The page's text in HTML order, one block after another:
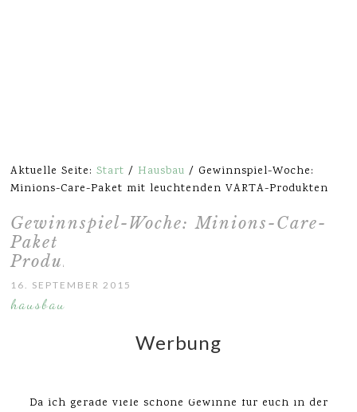
Aktuelle Seite:Start / Hausbau / Gewinnspiel-Woche:
Minions-Care-Paket mit leuchtenden VARTA-Produkten
Gewinnspiel-Woche: Minions-Care-
Paket mit leuchtenden VARTA-
Produkten
16. SEPTEMBER 2015
hausbau
Werbung
Da ich gerade viele schöne Gewinne für euch in der